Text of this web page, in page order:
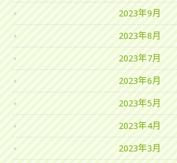
2023年9月
2023年8月
2023年7月
2023年6月
2023年5月
2023年4月
2023年3月